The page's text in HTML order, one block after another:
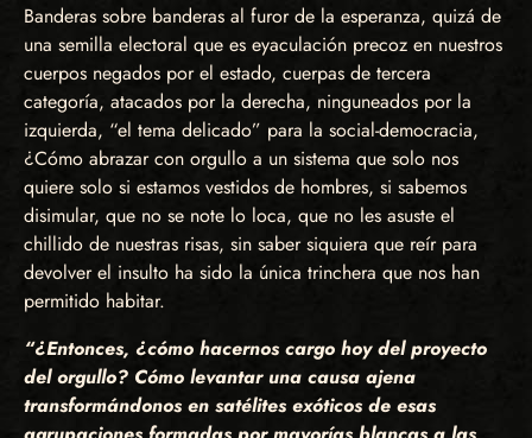
Banderas sobre banderas al furor de la esperanza, quizá de
una semilla electoral que es eyaculación precoz en nuestros
cuerpos negados por el estado, cuerpas de tercera
categoría, atacados por la derecha, ninguneados por la
izquierda, “el tema delicado” para la social-democracia,
¿Cómo abrazar con orgullo a un sistema que solo nos
quiere solo si estamos vestidos de hombres, si sabemos
disimular, que no se note lo loca, que no les asuste el
chillido de nuestras risas, sin saber siquiera que reír para
devolver el insulto ha sido la única trinchera que nos han
permitido habitar.
“¿Entonces, ¿cómo hacernos cargo hoy del proyecto
del orgullo? Cómo levantar una causa ajena
transformándonos en satélites exóticos de esas